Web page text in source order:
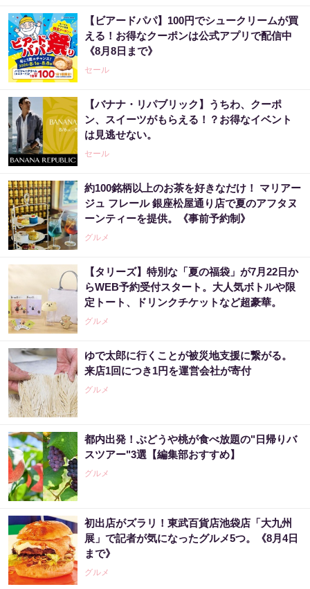
【ビアードパパ】100円でシュークリームが買
える！お得なクーポンは公式アプリで配信中
《8月8日まで》
セール
【バナナ・リパブリック】うちわ、クーポ
ン、スイーツがもらえる！？お得なイベント
は見逃せない。
セール
約100銘柄以上のお茶を好きなだけ！ マリアー
ジュ フレール 銀座松屋通り店で夏のアフタヌ
ーンティーを提供。《事前予約制》
グルメ
【タリーズ】特別な「夏の福袋」が7月22日か
らWEB予約受付スタート。大人気ボトルや限
定トート、ドリンクチケットなど超豪華。
グルメ
ゆで太郎に行くことが被災地支援に繋がる。
来店1回につき1円を運営会社が寄付
グルメ
都内出発！ぶどうや桃が食べ放題の"日帰りバ
スツアー"3選【編集部おすすめ】
グルメ
初出店がズラリ！東武百貨店池袋店「大九州
展」で記者が気になったグルメ5つ。《8月4日
まで》
グルメ